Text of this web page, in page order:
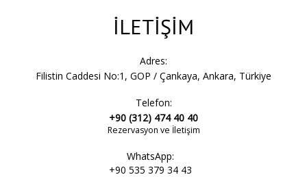
İLETİŞİM
Adres:
Filistin Caddesi No:1, GOP / Çankaya, Ankara, Türkiye
Telefon:
+90 (312) 474 40 40
Rezervasyon ve İletişim
WhatsApp:
+90 535 379 34 43